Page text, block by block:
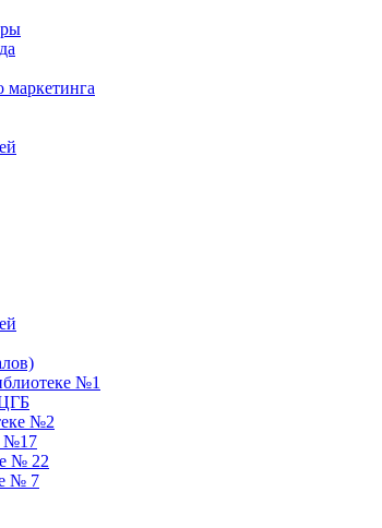
маркетинга
№1
№2
№17
№ 22
№ 7